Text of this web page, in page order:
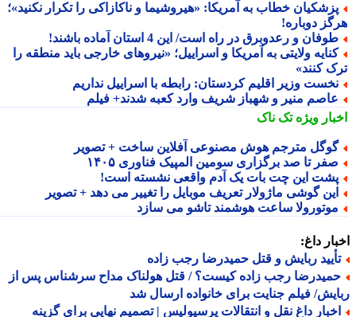
خطاب به آمریکا: «هیروشیما و ناکازاکی را تکرار نکنید»؛
دوباره!
و رعدوبرق در راه است/ این 4 استان آماده باشند!
ولایتی به آمریکا و اسراییل؛ «نیروهای خارجی باید منطقه را
کنند»
وزیر اقلیم کردستان: رابطه با اسراییل نداریم
منیر و شهباز شریف وارد کعبه شدند+ فیلم
ویژهتک ناک
مترجم هوش مصنوعی آفلاین ساخت + تصویر
تا صد برگزاری سومین المپیک فناوری ۱۴۰۵
این چت بات یک آدم واقعی نشسته است!
گوشی ماژولار تعریف موبایل را تغییر می دهد + تصویر
ساعت هوشمند تاشو می سازد
داغ:
ربایش و قتل حمیدرضا رجب زاده
رجب زاده کیست؟ / قتل هولناک مداح سرشناس پس از
فیلم جنایت برای خانواده ارسال شد
داغ نقل و انتقالات پرسپولیس | تصمیم نهایی برای گزینه